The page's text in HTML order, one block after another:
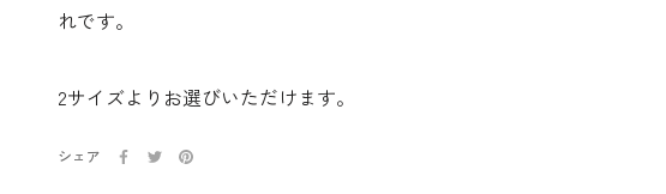
れです。
2サイズよりお選びいただけます。
シェア